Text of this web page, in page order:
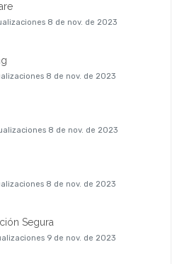
8 de nov. de 2023
8 de nov. de 2023
8 de nov. de 2023
8 de nov. de 2023
Segura
9 de nov. de 2023